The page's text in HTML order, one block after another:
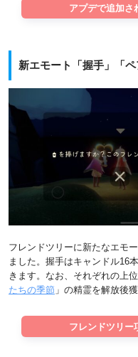
アプデで追加さ
新エモート「握手」「
フレンドツリーに新たなエモ
ました。握手はキャンドル16
きます。なお、それぞれの上
たちの季節 」の精霊を解放後
フレンドツリー